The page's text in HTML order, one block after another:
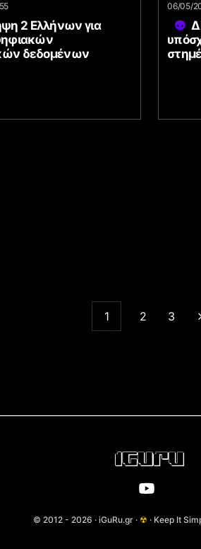
2 Ελλήνων για
δεδομένων
06/05/
1 2 3
© 2012 - 2026 · iGuRu.gr · ☢ · Keep It